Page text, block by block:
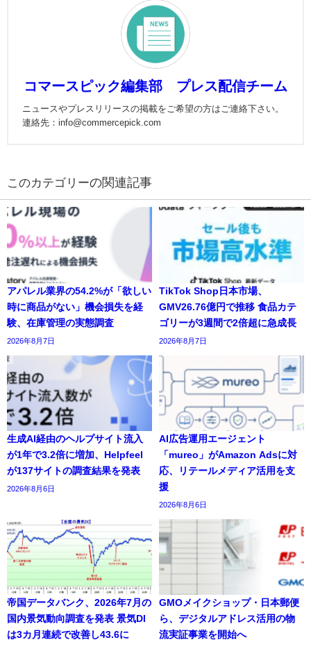
コマースピック編集部 プレス配信チーム
ニュースやプレスリリースの掲載をご希望の方はご連絡下さい。
連絡先：info@commercepick.com
の関連記事
アパレル業界の54.2%が「欲しい
時に商品がない」機会損失を経
験、在庫管理の実態調査
2026年8月7日
TikTok Shop日本市場、
GMV26.76億円で推移 食品カテ
ゴリーが3週間で2倍超に急成長
2026年8月7日
生成AI経由のヘルプサイト流入
が1年で3.2倍に増加、Helpfeel
が137サイトの調査結果を発表
2026年8月6日
AI広告運用エージェント
「mureo」がAmazon Adsに対
応、リテールメディア活用を支
援
2026年8月6日
帝国データバンク、2026年7月の
国内景気動向調査を発表 景気DI
は3カ月連続で改善し43.6に
GMOメイクショップ・日本郵便
ら、デジタルアドレス活用の物
流実証事業を開始へ